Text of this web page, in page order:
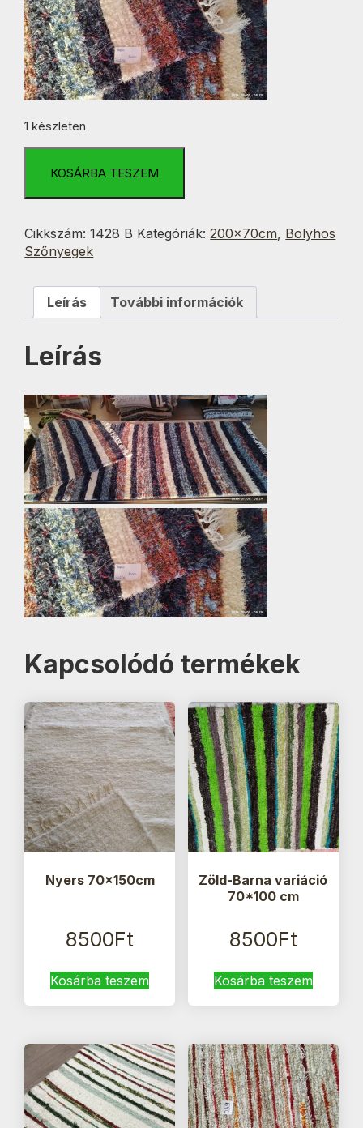
1 készleten
Fantázia"
Bolyhos
70x200
cm
KOSÁRBA TESZEM
Cikkszám:1428 B Kategóriák:200x70cm, Bolyhos
Szőnyegek
Leírás További információk
Leírás
Kapcsolódó termékek
Nyers 70x150cm
8500Ft
Kosárba teszem
Zöld-Barna variáció
70*100 cm
8500Ft
Kosárba teszem